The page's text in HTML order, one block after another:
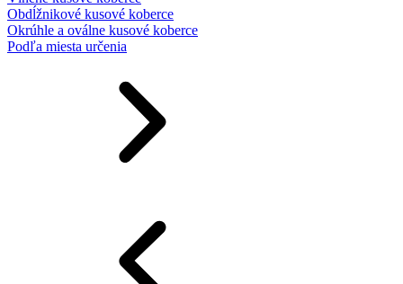
Obdĺžnikové kusové koberce
Okrúhle a oválne kusové koberce
Podľa miesta určenia